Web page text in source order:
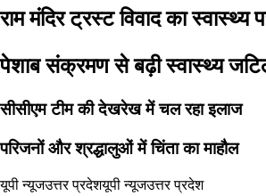
राम मंदिर ट्रस्ट विवाद का स्वास्थ्य
पेशाब संक्रमण से बढ़ी स्वास्थ्य
सीसीएम टीम की देखरेख में चल रहा इलाज
परिजनों और श्रद्धालुओं में चिंता का माहौल
यूपी न्यूजउत्तर प्रदेशयूपी न्यूजउत्तर प्रदेश